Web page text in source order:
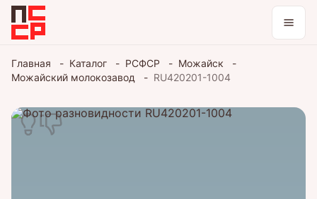
Каталог
Блог
Главная Каталог РСФСР
Можайск
Можайский молокозавод
RU420201-1004